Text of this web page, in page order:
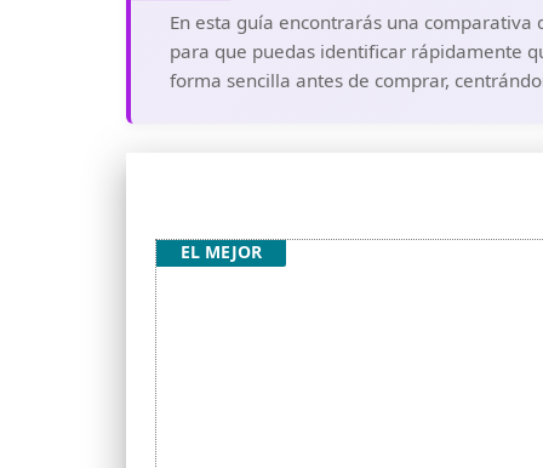
En esta guía encontrarás una
para que puedas identificar rápidamente
forma sencilla antes de comprar,
EL MEJOR